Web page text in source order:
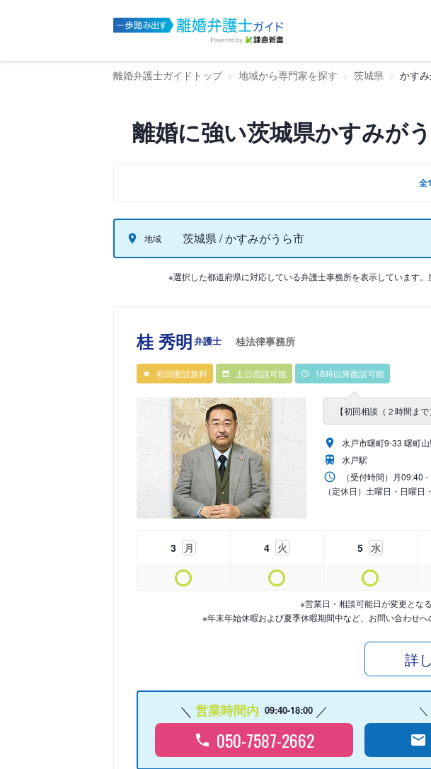
離婚弁護士ガイドトップ 地域から専門家を探す 茨城県 かす
離婚に強い茨城県かすみが
全
地域 茨城県 / かすみがうら市
※選択した都道府県に対応している弁護士事務所を表示しています
桂 秀明弁護士 桂法律事務所
初回面談無料 土日面談可能 18時以降面談可能
【初回相談（２時間ま
水戸市曙町9-33 曙町
水戸駅
（受付時間） 月09:40 -
（定休日）土曜日・日曜日
3 月 4 火 5 水
※営業日・相談可能日が変更とな
※年末年始休暇および夏季休暇期間中など、お問い合わせ
詳
営業時間内 09:40-18:00
050-7587-2662